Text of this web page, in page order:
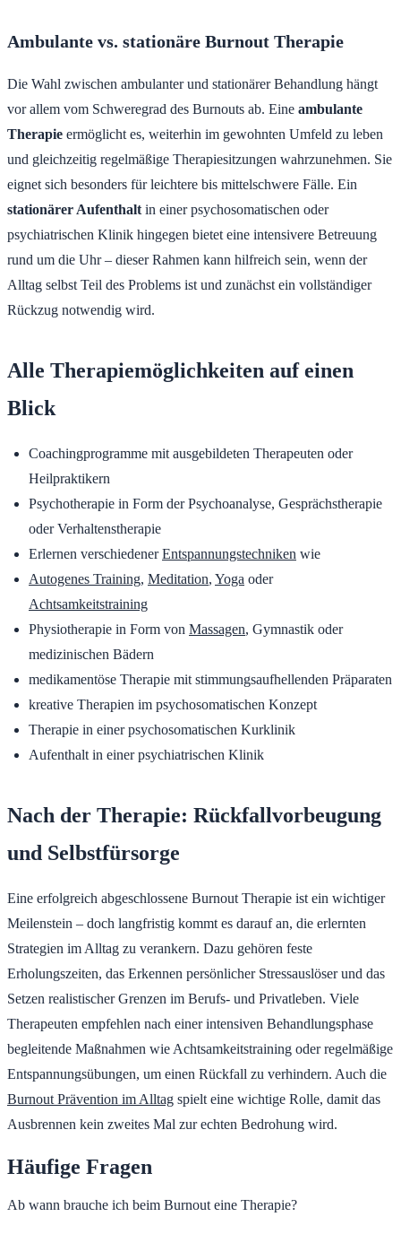
Ambulante vs. stationäre Burnout Therapie
Die Wahl zwischen ambulanter und stationärer Behandlung hängt
vor allem vom Schweregrad des Burnouts ab. Eine ambulante
Therapie ermöglicht es, weiterhin im gewohnten Umfeld zu leben
und gleichzeitig regelmäßige Therapiesitzungen wahrzunehmen. Sie
eignet sich besonders für leichtere bis mittelschwere Fälle. Ein
stationärer Aufenthalt in einer psychosomatischen oder
psychiatrischen Klinik hingegen bietet eine intensivere Betreuung
rund um die Uhr – dieser Rahmen kann hilfreich sein, wenn der
Alltag selbst Teil des Problems ist und zunächst ein vollständiger
Rückzug notwendig wird.
Alle Therapiemöglichkeiten auf einen
Blick
Coachingprogramme mit ausgebildeten Therapeuten oder
Heilpraktikern
Psychotherapie in Form der Psychoanalyse, Gesprächstherapie
oder Verhaltenstherapie
Erlernen verschiedenerEntspannungstechniken wie
Autogenes Training, Meditation, Yoga oder
Achtsamkeitstraining
Physiotherapie in Form von Massagen, Gymnastik oder
medizinischen Bädern
medikamentöse Therapie mit stimmungsaufhellenden Präparaten
kreative Therapien im psychosomatischen Konzept
Therapie in einer psychosomatischen Kurklinik
Aufenthalt in einer psychiatrischen Klinik
Nach der Therapie: Rückfallvorbeugung
und Selbstfürsorge
Eine erfolgreich abgeschlossene Burnout Therapie ist ein wichtiger
Meilenstein – doch langfristig kommt es darauf an, die erlernten
Strategien im Alltag zu verankern. Dazu gehören feste
Erholungszeiten, das Erkennen persönlicher Stressauslöser und das
Setzen realistischer Grenzen im Berufs- und Privatleben. Viele
Therapeuten empfehlen nach einer intensiven Behandlungsphase
begleitende Maßnahmen wie Achtsamkeitstraining oder regelmäßige
Entspannungsübungen, um einen Rückfall zu verhindern. Auch die
Burnout Prävention im Alltag spielt eine wichtige Rolle, damit das
Ausbrennen kein zweites Mal zur echten Bedrohung wird.
Häufige Fragen
Ab wann brauche ich beim Burnout eine Therapie?